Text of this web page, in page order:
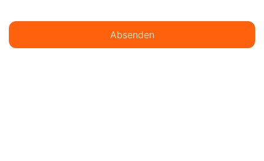
Absenden